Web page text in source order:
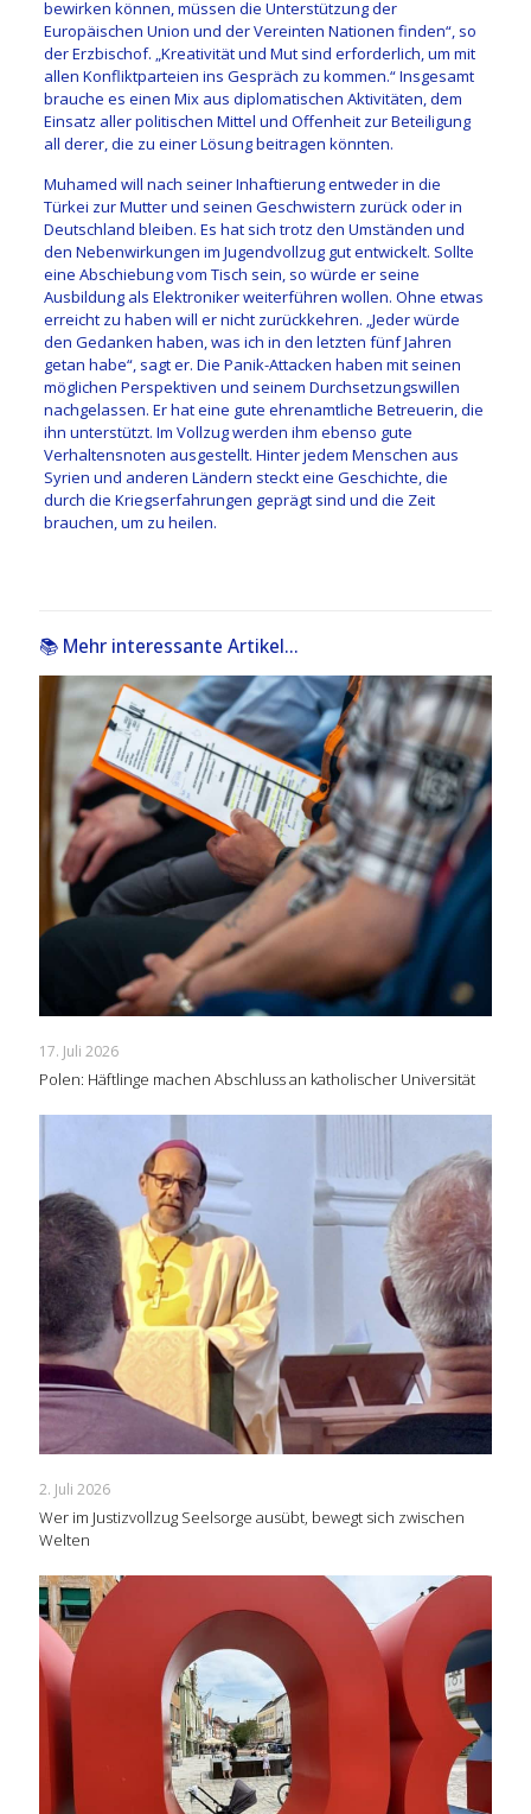
bewirken können, müssen die Unterstützung der
Europäischen Union und der Vereinten Nationen finden“, so
der Erzbischof. „Kreativität und Mut sind erforderlich, um mit
allen Konfliktparteien ins Gespräch zu kommen.“ Insgesamt
brauche es einen Mix aus diplomatischen Aktivitäten, dem
Einsatz aller politischen Mittel und Offenheit zur Beteiligung
all derer, die zu einer Lösung beitragen könnten.
Muhamed will nach seiner Inhaftierung entweder in die
Türkei zur Mutter und seinen Geschwistern zurück oder in
Deutschland bleiben. Es hat sich trotz den Umständen und
den Nebenwirkungen im Jugendvollzug gut entwickelt. Sollte
eine Abschiebung vom Tisch sein, so würde er seine
Ausbildung als Elektroniker weiterführen wollen. Ohne etwas
erreicht zu haben will er nicht zurückkehren. „Jeder würde
den Gedanken haben, was ich in den letzten fünf Jahren
getan habe“, sagt er. Die Panik-Attacken haben mit seinen
möglichen Perspektiven und seinem Durchsetzungswillen
nachgelassen. Er hat eine gute ehrenamtliche Betreuerin, die
ihn unterstützt. Im Vollzug werden ihm ebenso gute
Verhaltensnoten ausgestellt. Hinter jedem Menschen aus
Syrien und anderen Ländern steckt eine Geschichte, die
durch die Kriegserfahrungen geprägt sind und die Zeit
brauchen, um zu heilen.
📚 Mehr interessante Artikel...
17. Juli 2026
Polen: Häftlinge machen Abschluss an katholischer Universität
2. Juli 2026
Wer im Justizvollzug Seelsorge ausübt, bewegt sich zwischen
Welten